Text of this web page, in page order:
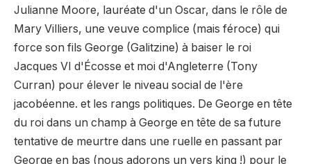
Julianne Moore, lauréate d'un Oscar, dans le rôle de
Mary Villiers, une veuve complice (mais féroce) qui
force son fils George (Galitzine) à baiser le roi
Jacques VI d'Écosse et moi d'Angleterre (Tony
Curran) pour élever le niveau social de l'ère
jacobéenne. et les rangs politiques. De George en tête
du roi dans un champ à George en tête de sa future
tentative de meurtre dans une ruelle en passant par
George en bas (nous adorons un vers king !) pour le